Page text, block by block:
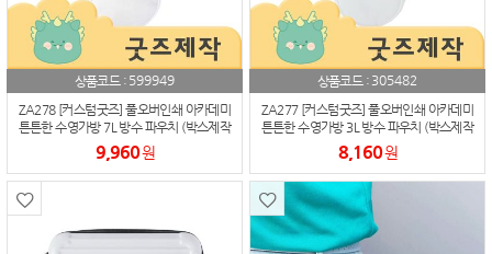
상품코드 : 599949
ZA278 [커스텀굿즈] 풀오버인쇄 아카데미
튼튼한 수영가방 7L 방수 파우치 (박스제작
가능)
9,960원
상품코드 : 305482
ZA277 [커스텀굿즈] 풀오버인쇄 아카데미
튼튼한 수영가방 3L 방수 파우치 (박스제작
가능)
8,160원